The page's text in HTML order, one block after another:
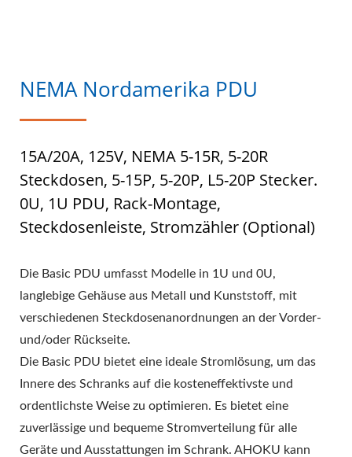
NEMA Nordamerika PDU
15A/20A, 125V, NEMA 5-15R, 5-20R
Steckdosen, 5-15P, 5-20P, L5-20P Stecker.
0U, 1U PDU, Rack-Montage,
Steckdosenleiste, Stromzähler (optional)
Die Basic PDU umfasst Modelle in 1U und 0U,
langlebige Gehäuse aus Metall und Kunststoff, mit
verschiedenen Steckdosenanordnungen an der Vorder-
und/oder Rückseite.
Die Basic PDU bietet eine ideale Stromlösung, um das
Innere des Schranks auf die kosteneffektivste und
ordentlichste Weise zu optimieren. Es bietet eine
zuverlässige und bequeme Stromverteilung für alle
Geräte und Ausstattungen im Schrank. AHOKU kann